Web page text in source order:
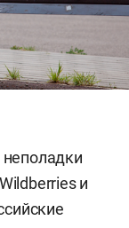
неполадки
и